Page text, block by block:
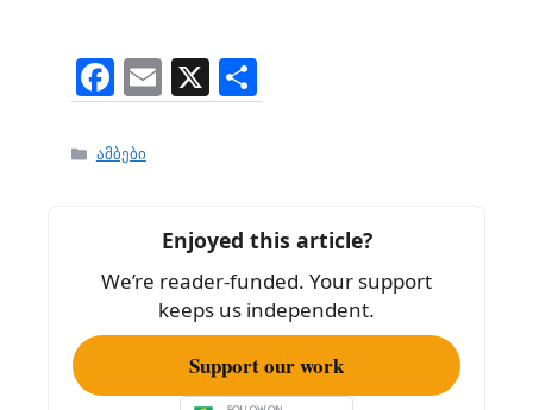
F
a
c
o
o
k
E
m
X
h
Categories
ამბები
Enjoyed this article?
We’re reader-funded. Your support
keeps us independent.
Support our work